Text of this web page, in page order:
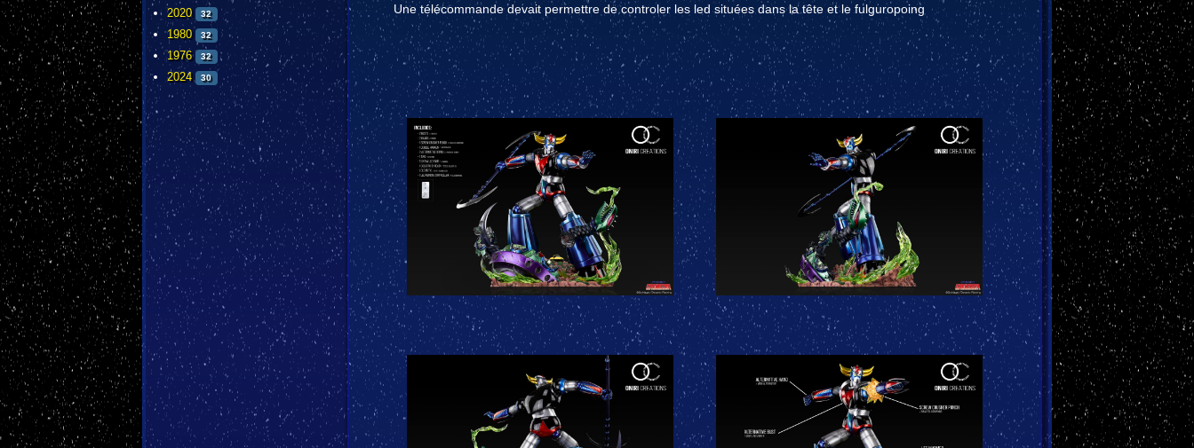
2020 32
1980 32
1976 32
2024 30
Une télécommande devait permettre de controler les led situées dans la tête et le fulguropoing